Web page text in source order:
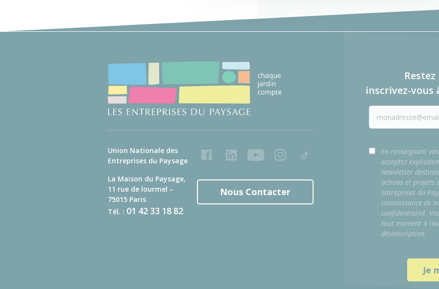
Union Nationale des
Entreprises du Paysage
La Maison du Paysage,
11 rue de lourmel –
75015 Paris
Tél. : 01 42 33 18 82
FacebookLinkedInYoutubeInstagram
Tiktok
Nous Contacter
inscrivez-vous
En renseignant
acceptez
newsletter
actions et projets
Entreprises du
connaissance de
confidentialité.
tout moment à
désinscription.